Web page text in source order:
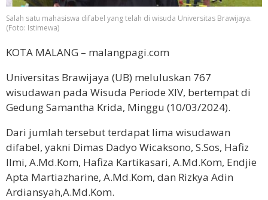
Salah satu mahasiswa difabel yang telah di wisuda Universitas Brawijaya.
(Foto: Istimewa)
KOTA MALANG – malangpagi.com
Universitas Brawijaya (UB) meluluskan 767
wisudawan pada Wisuda Periode XIV, bertempat di
Gedung Samantha Krida, Minggu (10/03/2024).
Dari jumlah tersebut terdapat lima wisudawan
difabel, yakni Dimas Dadyo Wicaksono, S.Sos, Hafiz
Ilmi, A.Md.Kom, Hafiza Kartikasari, A.Md.Kom, Endjie
Apta Martiazharine, A.Md.Kom, dan Rizkya Adin
Ardiansyah,A.Md.Kom.